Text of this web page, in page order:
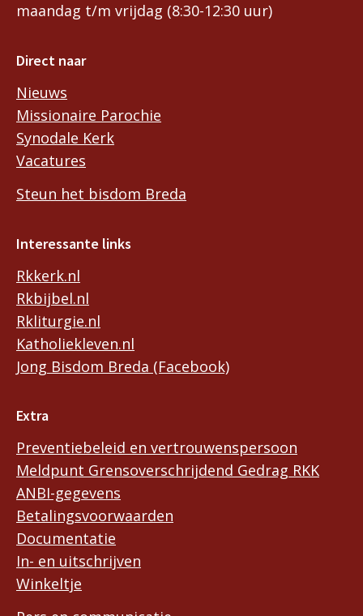
maandag t/m vrijdag (8:30-12:30 uur)
Direct naar
Nieuws
Missionaire Parochie
Synodale Kerk
Vacatures
Steun het bisdom Breda
Interessante links
Rkkerk.nl
Rkbijbel.nl
Rkliturgie.nl
Katholiekleven.nl
Jong Bisdom Breda (Facebook)
Extra
Preventiebeleid en vertrouwenspersoon
Meldpunt Grensoverschrijdend Gedrag RKK
ANBI-gegevens
Betalingsvoorwaarden
Documentatie
In- en uitschrijven
Winkeltje